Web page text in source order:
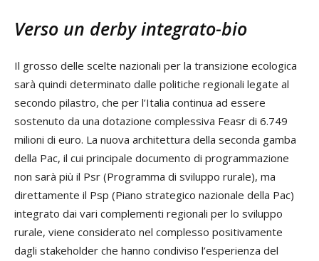
Verso un derby integrato-bio
Il grosso delle scelte nazionali per la transizione ecologica
sarà quindi determinato dalle politiche regionali legate al
secondo pilastro, che per l’Italia continua ad essere
sostenuto da una dotazione complessiva Feasr di 6.749
milioni di euro. La nuova architettura della seconda gamba
della Pac, il cui principale documento di programmazione
non sarà più il Psr (Programma di sviluppo rurale), ma
direttamente il Psp (Piano strategico nazionale della Pac)
integrato dai vari complementi regionali per lo sviluppo
rurale, viene considerato nel complesso positivamente
dagli stakeholder che hanno condiviso l’esperienza del